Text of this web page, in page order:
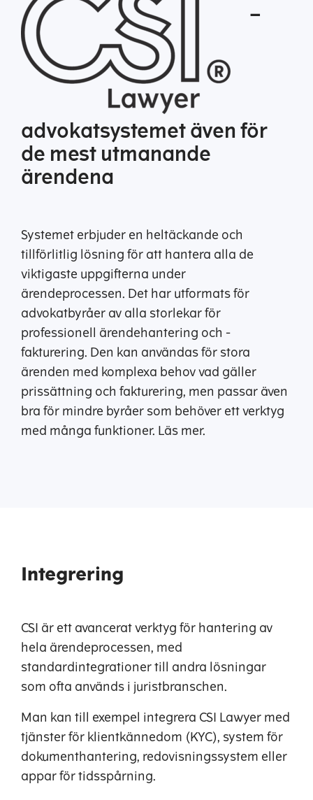
–
advokatsystemet även för
de mest utmanande
ärendena
Systemet erbjuder en heltäckande och
tillförlitlig lösning för att hantera alla de
viktigaste uppgifterna under
ärendeprocessen. Det har utformats för
advokatbyråer av alla storlekar för
professionell ärendehantering och -
fakturering. Den kan användas för stora
ärenden med komplexa behov vad gäller
prissättning och fakturering, men passar även
bra för mindre byråer som behöver ett verktyg
med många funktioner. Läs mer.
Integrering
CSI är ett avancerat verktyg för hantering av
hela ärendeprocessen, med
standardintegrationer till andra lösningar
som ofta används i juristbranschen.
Man kan till exempel integrera CSI Lawyer med
tjänster för klientkännedom (KYC), system för
dokumenthantering, redovisningssystem eller
appar för tidsspårning.